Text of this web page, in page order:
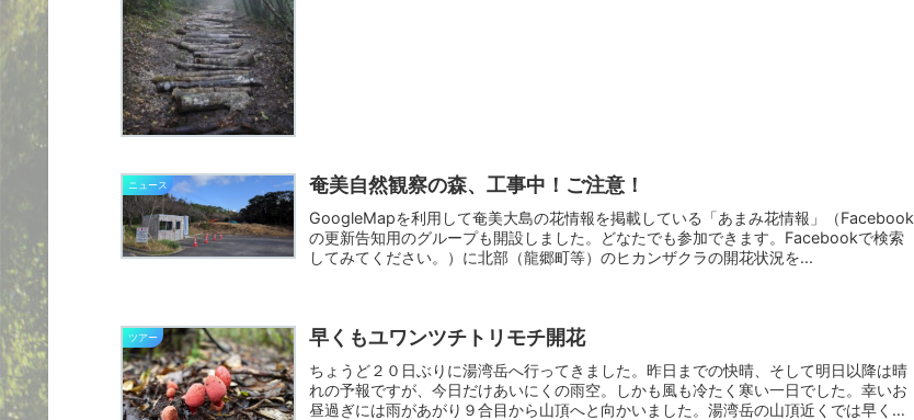
ニュース 奄美自然観察の森、工事中！ご注意！
GoogleMapを利用して奄美大島の花情報を掲載している「あまみ花情報」（Facebook
の更新告知用のグループも開設しました。どなたでも参加できます。Facebookで検索
してみてください。）に北部（龍郷町等）のヒカンザクラの開花状況を...
ツアー 早くもユワンツチトリモチ開花
ちょうど２０日ぶりに湯湾岳へ行ってきました。昨日までの快晴、そして明日以降は晴
れの予報ですが、今日だけあいにくの雨空。しかも風も冷たく寒い一日でした。幸いお
昼過ぎには雨があがり９合目から山頂へと向かいました。湯湾岳の山頂近くでは早くも